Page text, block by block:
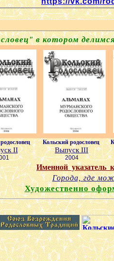
в котором
II
1
Кольский родословец
Выпуск III
2004
Именной указатель
Города, где
Художественно